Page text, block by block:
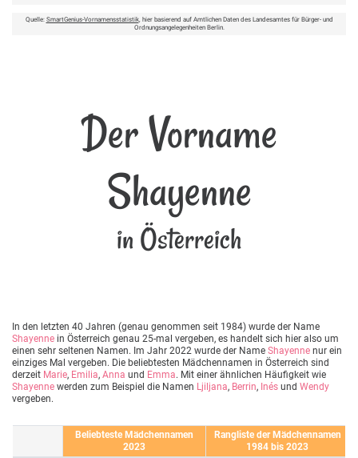
Quelle: SmartGenius-Vornamensstatistik, hier basierend auf Amtlichen Daten des Landesamtes für Bürger- und
Ordnungsangelegenheiten Berlin.
Der Vorname
Shayenne
in Österreich
In den letzten 40 Jahren (genau genommen seit 1984) wurde der Name
Shayenne in Österreich genau 25-mal vergeben, es handelt sich hier also um
einen sehr seltenen Namen. Im Jahr 2022 wurde der Name Shayenne nur ein
einziges Mal vergeben. Die beliebtesten Mädchennamen in Österreich sind
derzeit Marie, Emilia, Anna und Emma. Mit einer ähnlichen Häufigkeit wie
Shayenne werden zum Beispiel die Namen Ljiljana, Berrin, Inés und Wendy
vergeben.
Beliebteste Mädchennamen
2023
Rangliste der Mädchennamen
1984 bis 2023